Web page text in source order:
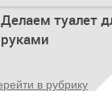
Туалет на даче –
которая
участке. Она может
Делаем туалет
руками
Туалеты для дачи
в рубрику